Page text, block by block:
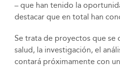
– que han tenido la
destacar que en total han
Se trata de proyectos que
salud, la investigación, el
contará próximamente con